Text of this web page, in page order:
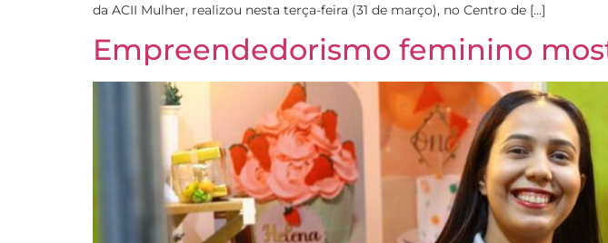
da ACII Mulher, realizou nesta terça-feira (31 de março), no Centro de […]
Empreendedorismo feminino